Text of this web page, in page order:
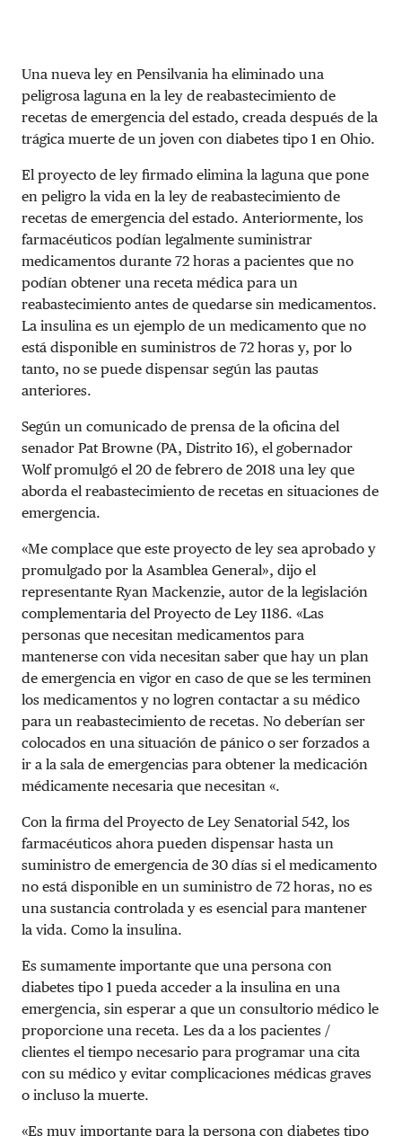
Una nueva ley en Pensilvania ha eliminado una
peligrosa laguna en la ley de reabastecimiento de
recetas de emergencia del estado, creada después de la
trágica muerte de un joven con diabetes tipo 1 en Ohio.
El proyecto de ley firmado elimina la laguna que pone
en peligro la vida en la ley de reabastecimiento de
recetas de emergencia del estado. Anteriormente, los
farmacéuticos podían legalmente suministrar
medicamentos durante 72 horas a pacientes que no
podían obtener una receta médica para un
reabastecimiento antes de quedarse sin medicamentos.
La insulina es un ejemplo de un medicamento que no
está disponible en suministros de 72 horas y, por lo
tanto, no se puede dispensar según las pautas
anteriores.
Según un comunicado de prensa de la oficina del
senador Pat Browne (PA, Distrito 16), el gobernador
Wolf promulgó el 20 de febrero de 2018 una ley que
aborda el reabastecimiento de recetas en situaciones de
emergencia.
«Me complace que este proyecto de ley sea aprobado y
promulgado por la Asamblea General», dijo el
representante Ryan Mackenzie, autor de la legislación
complementaria del Proyecto de Ley 1186. «Las
personas que necesitan medicamentos para
mantenerse con vida necesitan saber que hay un plan
de emergencia en vigor en caso de que se les terminen
los medicamentos y no logren contactar a su médico
para un reabastecimiento de recetas. No deberían ser
colocados en una situación de pánico o ser forzados a
ir a la sala de emergencias para obtener la medicación
médicamente necesaria que necesitan «.
Con la firma del Proyecto de Ley Senatorial 542, los
farmacéuticos ahora pueden dispensar hasta un
suministro de emergencia de 30 días si el medicamento
no está disponible en un suministro de 72 horas, no es
una sustancia controlada y es esencial para mantener
la vida. Como la insulina.
Es sumamente importante que una persona con
diabetes tipo 1 pueda acceder a la insulina en una
emergencia, sin esperar a que un consultorio médico le
proporcione una receta. Les da a los pacientes /
clientes el tiempo necesario para programar una cita
con su médico y evitar complicaciones médicas graves
o incluso la muerte.
«Es muy importante para la persona con diabetes tipo